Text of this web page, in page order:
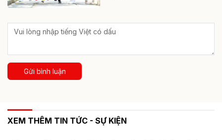
Gửi bình luận
XEM THÊM TIN TỨC - SỰ KIỆN